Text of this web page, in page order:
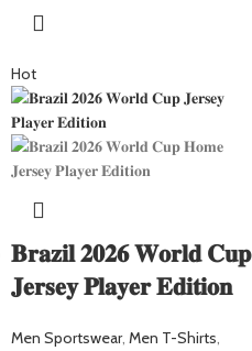
Hot
𝐁𝐫𝐚𝐳𝐢𝐥 𝟐𝟎𝟐𝟔 𝐖𝐨𝐫𝐥𝐝 𝐂𝐮𝐩
𝐉𝐞𝐫𝐬𝐞𝐲 𝐏𝐥𝐚𝐲𝐞𝐫 𝐄𝐝𝐢𝐭𝐢𝐨𝐧
Men Sportswear, Men T-Shirts,